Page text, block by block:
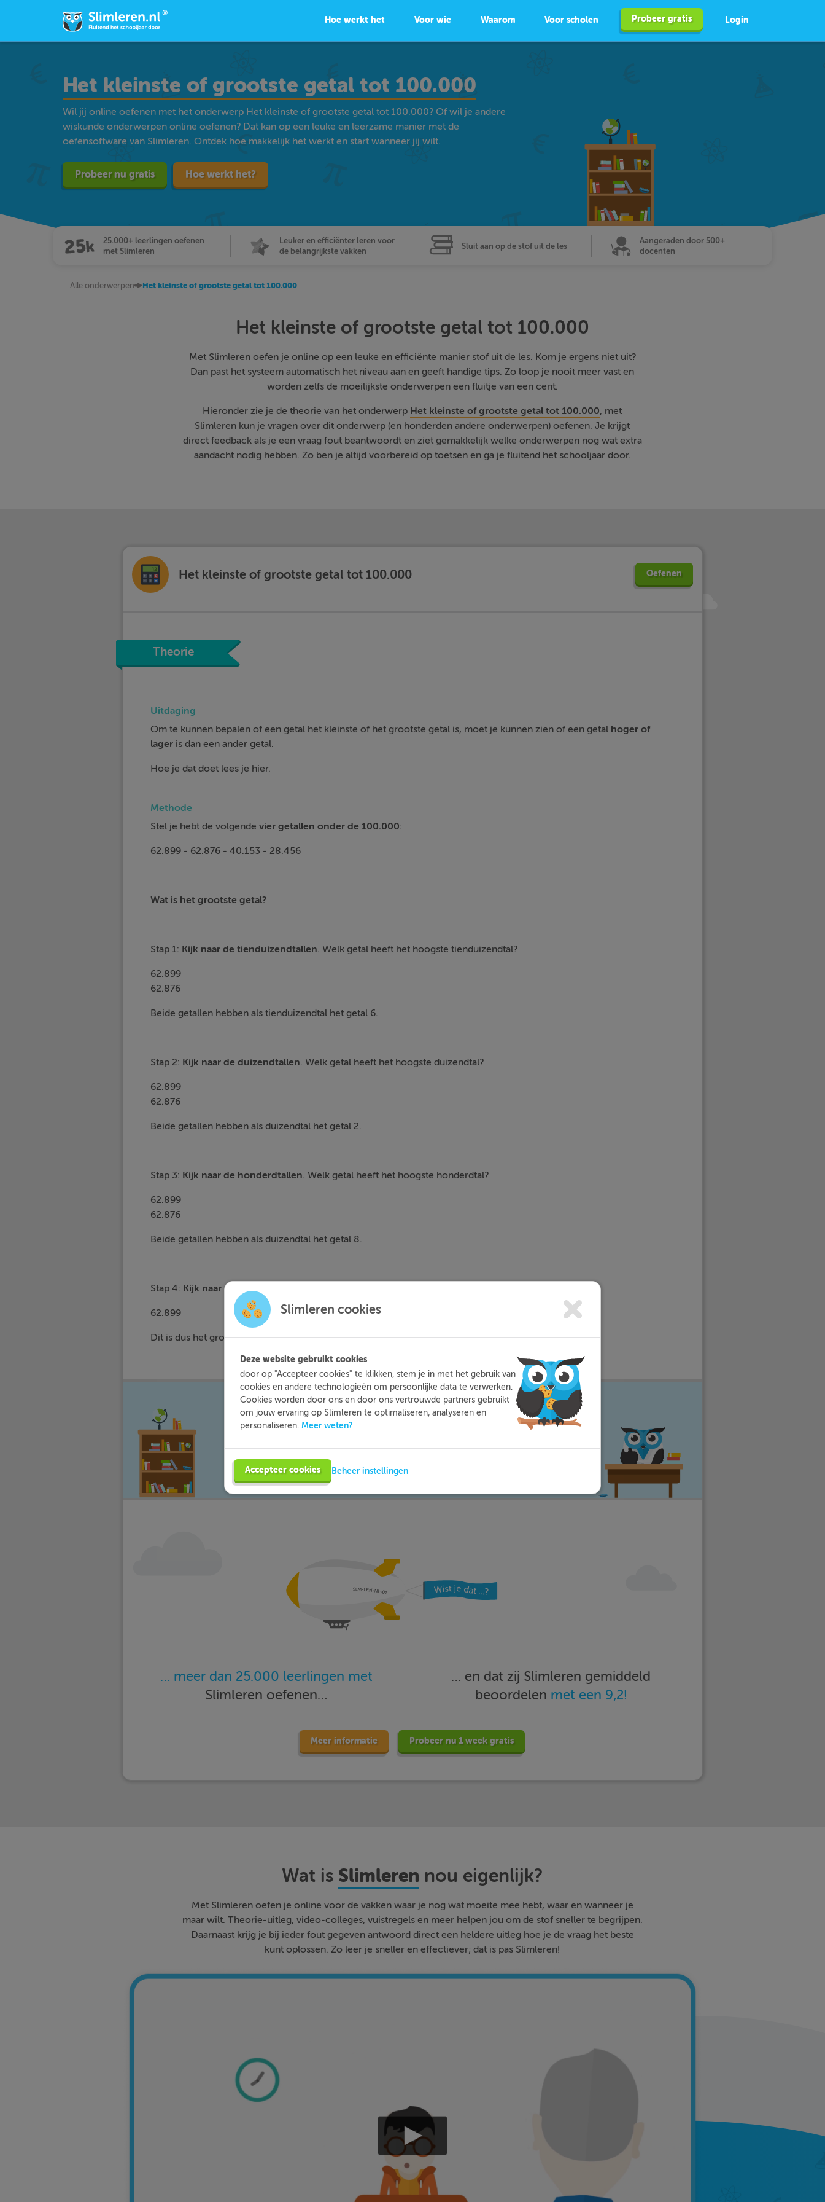
Hoe werkt het Voor wie Waarom Voor scholen Probeer gratis Login
Het kleinste of grootste getal tot 100.000
Wil jij online oefenen met het onderwerp Het kleinste of grootste getal tot 100.000? Of wil je andere
wiskunde onderwerpen online oefenen? Dat kan op een leuke en leerzame manier met de
oefensoftware van Slimleren. Ontdek hoe makkelijk het werkt en start wanneer jij wilt.
Probeer nu gratis Hoe werkt het?
25.000+ leerlingen oefenen
met Slimleren
Leuker en efficiënter leren voor
de belangrijkste vakken
Sluit aan op de stof uit de les
Aangeraden door 500+
docenten
Alle onderwerpen Het kleinste of grootste getal tot 100.000
Het kleinste of grootste getal tot 100.000
Met Slimleren oefen je online op een leuke en efficiënte manier stof uit de les. Kom je ergens niet uit?
Dan past het systeem automatisch het niveau aan en geeft handige tips. Zo loop je nooit meer vast en
worden zelfs de moeilijkste onderwerpen een fluitje van een cent.
Hieronder zie je de theorie van het onderwerp Het kleinste of grootste getal tot 100.000, met
Slimleren kun je vragen over dit onderwerp (en honderden andere onderwerpen) oefenen. Je krijgt
direct feedback als je een vraag fout beantwoordt en ziet gemakkelijk welke onderwerpen nog wat extra
aandacht nodig hebben. Zo ben je altijd voorbereid op toetsen en ga je fluitend het schooljaar door.
Het kleinste of grootste getal tot 100.000 Oefenen
Theorie
Uitdaging
Om te kunnen bepalen of een getal het kleinste of het grootste getal is, moet je kunnen zien of een getal hoger of
lageris dan een ander getal.
Hoe je dat doet lees je hier.
Methode
Stel je hebt de volgende vier getallen onder de 100.000:
62.899 - 62.876 - 40.153 - 28.456
Wat is het grootste getal?
Stap 1: Kijk naar de tienduizendtallen. Welk getal heeft het hoogste tienduizendtal?
62.899
62.876
Beide getallen hebben als tienduizendtal het getal 6.
Stap 2: Kijk naar de duizendtallen. Welk getal heeft het hoogste duizendtal?
62.899
62.876
Beide getallen hebben als duizendtal het getal 2.
Stap 3: Kijk naar de honderdtallen. Welk getal heeft het hoogste honderdtal?
62.899
62.876
Beide getallen hebben als duizendtal het getal 8.
Stap 4: Kijk naar de tientallen
62.899
Dit is dus het grootste getal.
Met Slimleren kun je op een leuke manier thuis extra oefenen met de vakken
waar jij moeite mee hebt. Zo ben je beter voorbereid en heb je nooit meer stress
Meer informatie
… meer dan 25.000 leerlingen met
Slimleren oefenen…
… en dat zij Slimleren gemiddeld
beoordelen met een 9,2!
Meer informatie Probeer nu 1 week gratis
Wat is Slimleren nou eigenlijk?
Met Slimleren oefen je online voor de vakken waar je nog wat moeite mee hebt, waar en wanneer je
maar wilt. Theorie-uitleg, video-colleges, vuistregels en meer helpen jou om de stof sneller te begrijpen.
Daarnaast krijg je bij ieder fout gegeven antwoord direct een heldere uitleg hoe je de vraag het beste
kunt oplossen. Zo leer je sneller en effectiever; dat is pas Slimleren!
Slimleren cookies
Deze website gebruikt cookies
door op "Accepteer cookies" te klikken, stem je in met het gebruik van
cookies en andere technologieën om persoonlijke data te verwerken.
Cookies worden door ons en door ons vertrouwde partners gebruikt
om jouw ervaring op Slimleren te optimaliseren, analyseren en
personaliseren. Meer weten?
Accepteer cookies Beheer instellingen